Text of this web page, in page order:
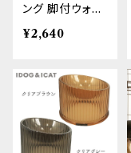
ング 脚付ウォー
ターボウル 犬
柄・犬用 シリコ
¥2,640